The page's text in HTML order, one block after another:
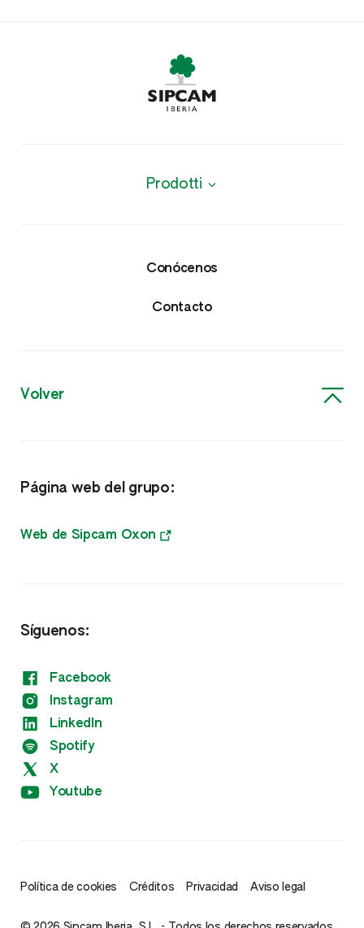
Prodotti
Protección de cultivos
Insecticidas y Nematicidas
Nutrientes
Bioestimulantes
Conócenos
Contacto
Volver
Página web del grupo:
Web de Sipcam Oxon
Síguenos:
Facebook
Instagram
LinkedIn
Spotify
X
Youtube
Política de cookies Créditos Privacidad Aviso legal